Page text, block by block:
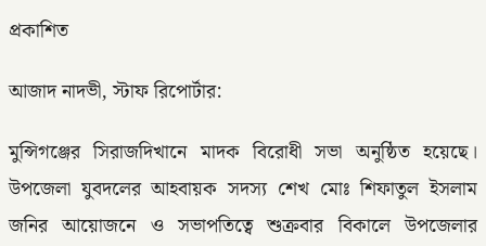
প্রকাশিত
আজাদ নাদভী, স্টাফ রিপোর্টার:
মুন্সিগঞ্জের সিরাজদিখানে মাদক বিরোধী সভা অনুষ্ঠিত হয়েছে।
উপজেলা যুবদলের আহবায়ক সদস্য শেখ মোঃ শিফাতুল ইসলাম
জনির আয়োজনে ও সভাপতিত্বে শুক্রবার বিকালে উপজেলার